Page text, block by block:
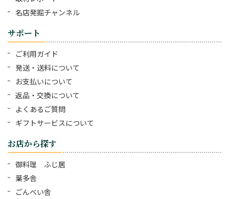
名店発掘チャンネル
サポート
ご利用ガイド
発送・送料について
お支払いについて
返品・交換について
よくあるご質問
ギフトサービスについて
お店から探す
御料理 ふじ居
葉多舎
ごんべい舎